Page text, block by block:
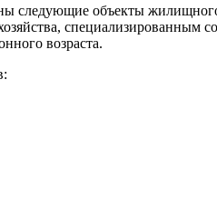
следующие объекты
специализированным
возраста.